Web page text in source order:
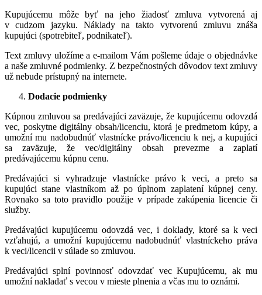
Kupujúcemu môže byť na jeho žiadosť zmluva vytvorená aj
v cudzom jazyku. Náklady na takto vytvorenú zmluvu znáša
kupujúci (spotrebiteľ, podnikateľ).
Text zmluvy uložíme a e-mailom Vám pošleme údaje o objednávke
a naše zmluvné podmienky. Z bezpečnostných dôvodov text zmluvy
už nebude prístupný na internete.
Dodacie podmienky
Kúpnou zmluvou sa predávajúci zaväzuje, že kupujúcemu odovzdá
vec, poskytne digitálny obsah/licenciu, ktorá je predmetom kúpy, a
umožní mu nadobudnúť vlastnícke právo/licenciu k nej, a kupujúci
sa zaväzuje, že vec/digitálny obsah prevezme a zaplatí
predávajúcemu kúpnu cenu.
Predávajúci si vyhradzuje vlastnícke právo k veci, a preto sa
kupujúci stane vlastníkom až po úplnom zaplatení kúpnej ceny.
Rovnako sa toto pravidlo použije v prípade zakúpenia licencie či
služby.
Predávajúci kupujúcemu odovzdá vec, i doklady, ktoré sa k veci
vzťahujú, a umožní kupujúcemu nadobudnúť vlastníckeho práva
k veci/licencii v súlade so zmluvou.
Predávajúci splní povinnosť odovzdať vec Kupujúcemu, ak mu
umožní nakladať s vecou v mieste plnenia a včas mu to oznámi.